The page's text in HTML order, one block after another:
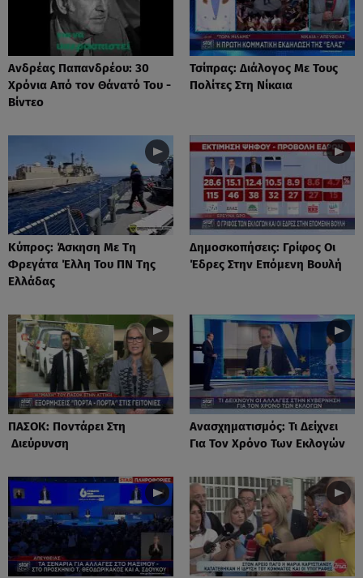
Ανδρέας Παπανδρέου: 30
Χρόνια Από τον Θάνατό Του -
Βίντεο
Τσίπρας: Διάλογος Με Τους
Πολίτες Στη Νίκαια
Κύπρος: Άσκηση Με Τη
Φρεγάτα Έλλη Του ΠΝ Της
Ελλάδας
Δημοσκοπήσεις: Γρίφος Οι
Έδρες Στην Επόμενη Βουλή
ΠΑΣΟΚ: Ποντάρει Στη
Διεύρυνση
Ανασχηματισμός: Τι Δείχνει
Για Τον Χρόνο Των Εκλογών